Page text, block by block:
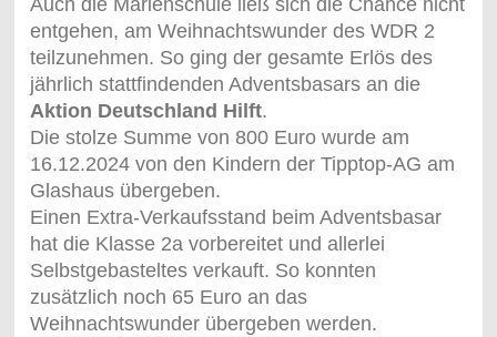
Auch die Marienschule ließ sich die Chance nicht
entgehen, am Weihnachtswunder des WDR 2
teilzunehmen. So ging der gesamte Erlös des
jährlich stattfindenden Adventsbasars an die
Aktion Deutschland Hilft.
Die stolze Summe von 800 Euro wurde am
16.12.2024 von den Kindern der Tipptop-AG am
Glashaus übergeben.
Einen Extra-Verkaufsstand beim Adventsbasar
hat die Klasse 2a vorbereitet und allerlei
Selbstgebasteltes verkauft. So konnten
zusätzlich noch 65 Euro an das
Weihnachtswunder übergeben werden.